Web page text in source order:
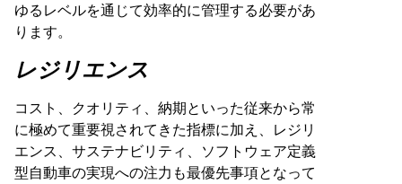
ゆるレベルを通じて効率的に管理する必要があ
ります。
レジリエンス
コスト、クオリティ、納期といった従来から常
に極めて重要視されてきた指標に加え、レジリ
エンス、サステナビリティ、ソフトウェア定義
型自動車の実現への注力も最優先事項となって